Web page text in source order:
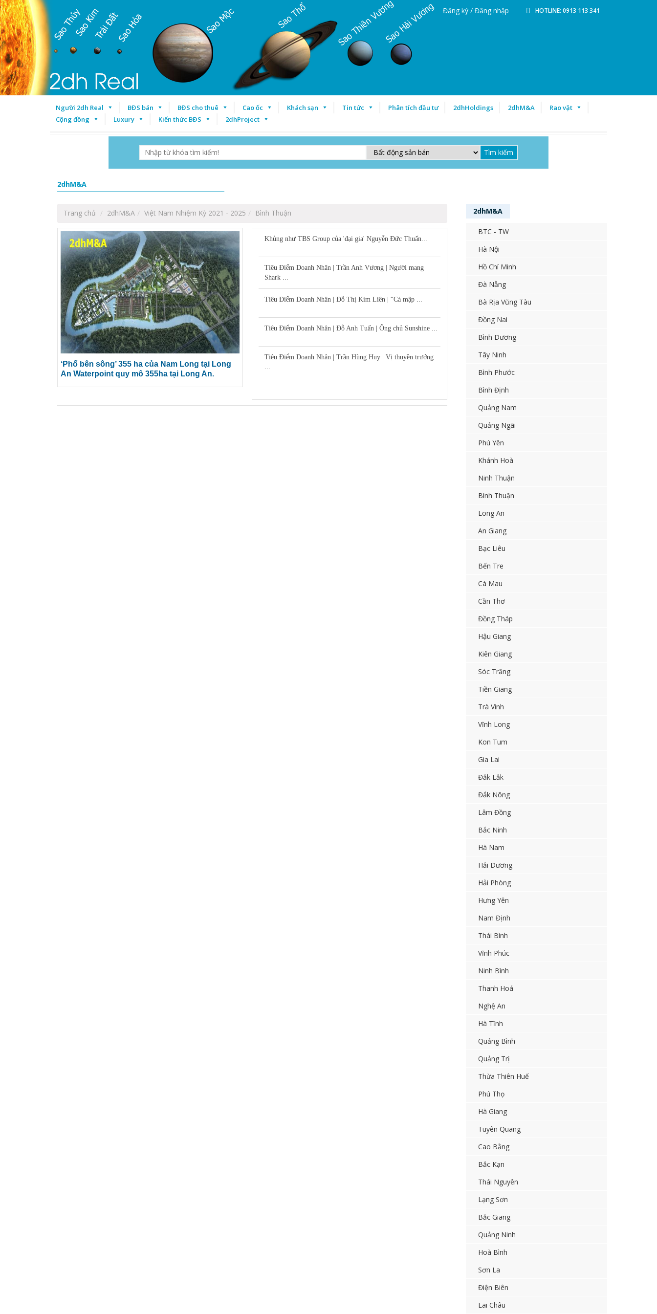
HOTLINE: 0913 113 341
Đăng ký / Đăng nhập
Người 2dh Real BĐS bán BĐS cho thuê Cao ốc Khách sạn Tin tức Phân tích đầu tư 2dhHoldings 2dhM&A
Rao vặt
Cộng đồng
Luxury Kiến thức BĐS 2dhProject
2dhM&A
Trang chủ 2dhM&A Việt Nam Nhiệm Kỳ 2021 - 2025 Bình Thuận
‘Phố bên sông’ 355 ha của Nam Long tại Long
An Waterpoint quy mô 355ha tại Long An.
Khủng như TBS Group của 'đại gia' Nguyễn Đức Thuấn...
Tiêu Điểm Doanh Nhân | Trần Anh Vương | Người mang
Shark ...
Tiêu Điểm Doanh Nhân | Đỗ Thị Kim Liên | “Cá mập ...
Tiêu Điểm Doanh Nhân | Đỗ Anh Tuấn | Ông chủ Sunshine ...
Tiêu Điểm Doanh Nhân | Trần Hùng Huy | Vị thuyền trưởng
2dhM&A
BTC - TW
Hà Nội
Hồ Chí Minh
Đà Nẵng
Bà Rịa Vũng Tàu
Đồng Nai
Bình Dương
Tây Ninh
Bình Phước
Bình Định
Quảng Nam
Quảng Ngãi
Phú Yên
Khánh Hoà
Ninh Thuận
Bình Thuận
Long An
An Giang
Bạc Liêu
Bến Tre
Cà Mau
Cần Thơ
Đồng Tháp
Hậu Giang
Kiên Giang
Sóc Trăng
Tiền Giang
Trà Vinh
Vĩnh Long
Kon Tum
Gia Lai
Đắk Lắk
Đắk Nông
Lâm Đồng
Bắc Ninh
Hà Nam
Hải Dương
Hải Phòng
Hưng Yên
Nam Định
Thái Bình
Vĩnh Phúc
Ninh Bình
Thanh Hoá
Nghệ An
Hà Tĩnh
Quảng Bình
Quảng Trị
Thừa Thiên Huế
Phú Thọ
Hà Giang
Tuyên Quang
Cao Bằng
Bắc Kạn
Thái Nguyên
Lạng Sơn
Bắc Giang
Quảng Ninh
Hoà Bình
Sơn La
Điện Biên
Lai Châu